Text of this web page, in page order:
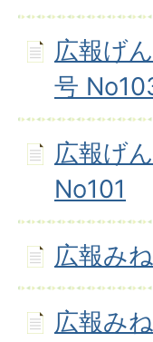
広報げ
号
広報げ
No101
広報み
広報み